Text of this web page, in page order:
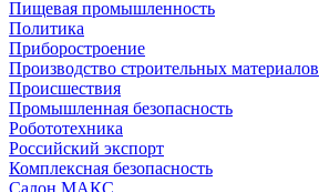
Пищевая промышленность
Политика
Приборостроение
Производство строительных материалов
Происшествия
Промышленная безопасность
Робототехника
Российский экспорт
Комплексная безопасность
Салон МАКС